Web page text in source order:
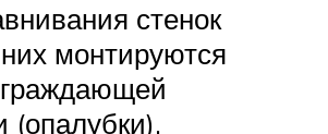
стенок
монтируются
(опалубки).